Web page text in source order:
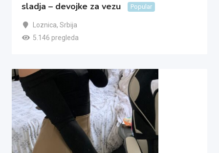
sladja – devojke za vezu Popular
Loznica, Srbija
5.146 pregleda